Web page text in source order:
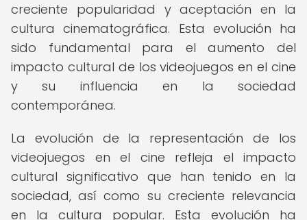
creciente popularidad y aceptación en la
cultura cinematográfica. Esta evolución ha
sido fundamental para el aumento del
impacto cultural de los videojuegos en el cine
y su influencia en la sociedad
contemporánea.
La evolución de la representación de los
videojuegos en el cine refleja el impacto
cultural significativo que han tenido en la
sociedad, así como su creciente relevancia
en la cultura popular. Esta evolución ha